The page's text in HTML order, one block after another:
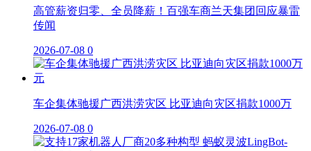
高管薪资归零、全员降薪！百强车商兰天集团回应暴雷
传闻
2026-07-08 0
车企集体驰援广西洪涝灾区 比亚迪向灾区捐款1000万
2026-07-08 0